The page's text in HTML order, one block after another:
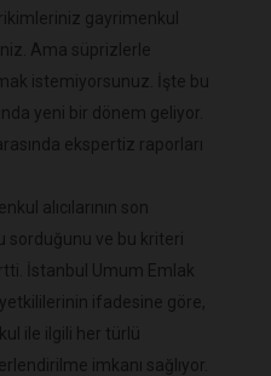
gayrimenkul
Ama süprizlerle
istemiyorsunuz. İşte bu
yeni bir dönem geliyor.
ekspertiz raporları
alıcılarının son
sorduğunu ve bu kriteri
İstanbul Umum Emlak
yetkililerinin ifadesine göre,
ile ilgili her türlü
imkanı sağlıyor.